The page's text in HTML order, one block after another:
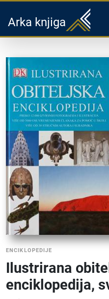
Arka knjiga
ENCIKLOPEDIJE
Ilustrirana
enciklopedija,